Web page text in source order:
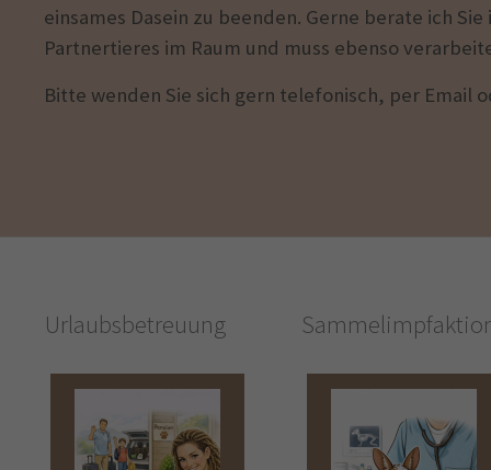
einsames Dasein zu beenden. Gerne berate ich
Partnertieres im Raum und muss ebenso
Bitte wenden Sie sich gern telefonisch, per Email
Urlaubsbetreuung